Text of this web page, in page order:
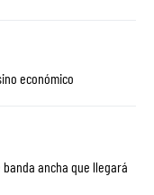
económico
ancha que llegará